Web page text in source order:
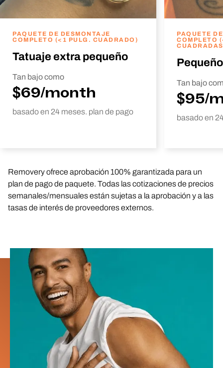
PAQUETE DE DESMONTAJE
COMPLETO (<1 PULG. CUADRADO)
Tatuaje extra pequeño
Tan bajo como
$69/month
basado en 24 meses. plan de pago
PAQUETE
COMPLETO
Tan bajo
$95/
basado en
Removery ofrece aprobación 100% garantizada para un
plan de pago de paquete. Todas las cotizaciones de precios
semanales/mensuales están sujetas a la aprobación y a las
tasas de interés de proveedores externos.